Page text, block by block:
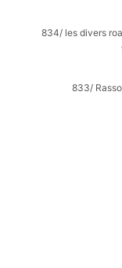
834/ les divers
833/